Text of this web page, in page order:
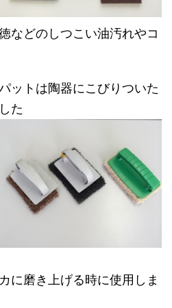
などのしつこい油汚れやコ
ットは陶器にこびりついた
た
に磨き上げる時に使用しま